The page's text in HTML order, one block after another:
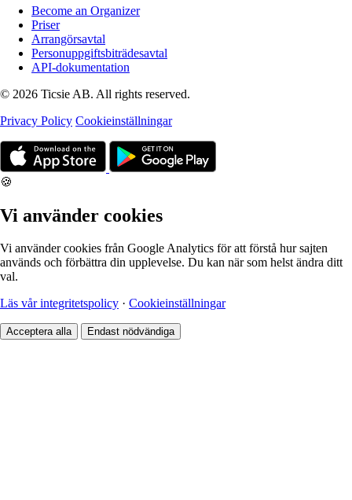
Become an Organizer
Priser
Arrangörsavtal
Personuppgiftsbiträdesavtal
API-dokumentation
© 2026 Ticsie AB. All rights reserved.
Privacy Policy Cookieinställningar
🍪
Vi använder cookies
Vi använder cookies från Google Analytics för att förstå hur sajten
används och förbättra din upplevelse. Du kan när som helst ändra ditt
val.
Läs vår integritetspolicy · Cookieinställningar
Acceptera alla Endast nödvändiga